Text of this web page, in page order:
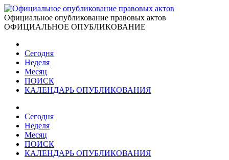
Официальное опубликование правовых актов
ОФИЦИАЛЬНОЕ ОПУБЛИКОВАНИЕ
Сегодня
Неделя
Месяц
ПОИСК
КАЛЕНДАРЬ ОПУБЛИКОВАНИЯ
Сегодня
Неделя
Месяц
ПОИСК
КАЛЕНДАРЬ ОПУБЛИКОВАНИЯ